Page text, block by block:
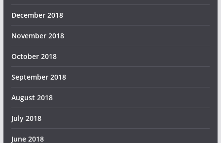
December 2018
November 2018
October 2018
September 2018
August 2018
July 2018
June 2018